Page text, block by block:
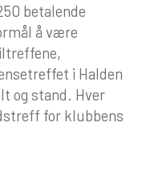
betalende
å være
i Halden
og stand. Hver
for klubbens